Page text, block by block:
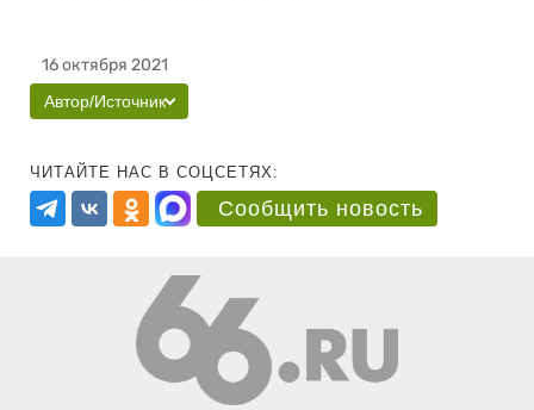
16 октября 2021
Автор/Источник
ЧИТАЙТЕ НАС В СОЦСЕТЯХ:
Сообщить новость